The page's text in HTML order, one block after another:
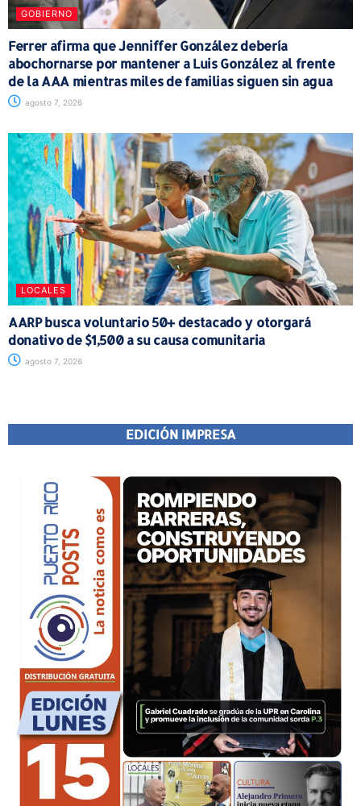
GOBIERNO
Ferrer afirma que Jenniffer González debería
abochornarse por mantener a Luis González al frente
de la AAA mientras miles de familias siguen sin agua
agosto 7, 2026
LOCALES
AARP busca voluntario 50+ destacado y otorgará
donativo de $1,500 a su causa comunitaria
agosto 7, 2026
EDICIÓN IMPRESA